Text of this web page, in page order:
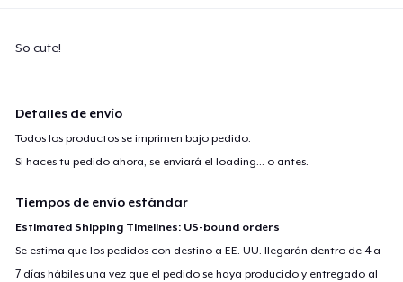
So cute!
Detalles de envío
Todos los productos se imprimen bajo pedido.
Si haces tu pedido ahora, se enviará elloading... o antes.
Tiempos de envío estándar
Estimated Shipping Timelines: US-bound orders
Se estima que los pedidos con destino a EE. UU. llegarán dentro de 4 a
7 días hábiles una vez que el pedido se haya producido y entregado al